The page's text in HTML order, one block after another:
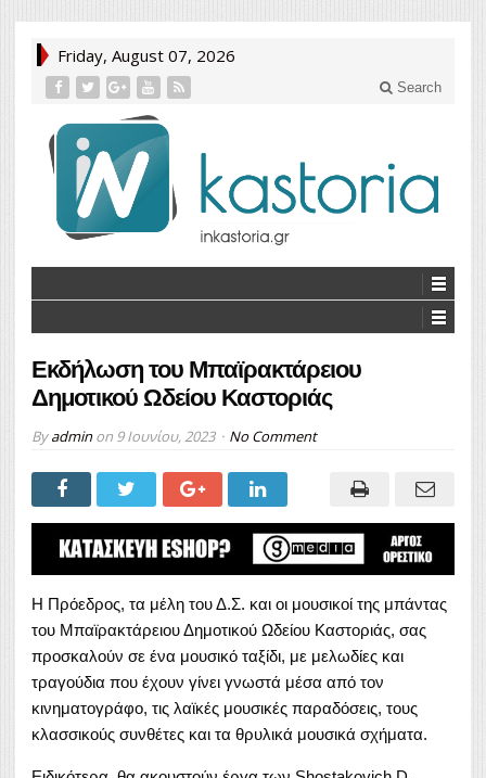
Friday, August 07, 2026
Search
Εκδήλωση του Μπαϊρακτάρειου
Δημοτικού Ωδείου Καστοριάς
Byadminon 9 Ιουνίου, 2023 No Comment
Η Πρόεδρος, τα μέλη του Δ.Σ. και οι μουσικοί της μπάντας
του Μπαϊρακτάρειου Δημοτικού Ωδείου Καστοριάς, σας
προσκαλούν σε ένα μουσικό ταξίδι, με μελωδίες και
τραγούδια που έχουν γίνει γνωστά μέσα από τον
κινηματογράφο, τις λαϊκές μουσικές παραδόσεις, τους
κλασσικούς συνθέτες και τα θρυλικά μουσικά σχήματα.